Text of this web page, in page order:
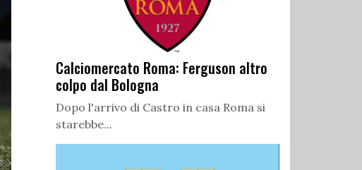
Calciomercato Roma: Ferguson altro
colpo dal Bologna
Dopo l'arrivo di Castro in casa Roma si
starebbe...